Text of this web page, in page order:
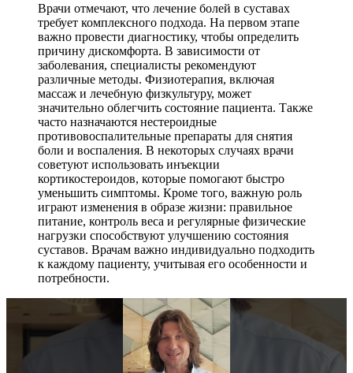
Врачи отмечают, что лечение болей в суставах
требует комплексного подхода. На первом этапе
важно провести диагностику, чтобы определить
причину дискомфорта. В зависимости от
заболевания, специалисты рекомендуют
различные методы. Физиотерапия, включая
массаж и лечебную физкультуру, может
значительно облегчить состояние пациента. Также
часто назначаются нестероидные
противовоспалительные препараты для снятия
боли и воспаления. В некоторых случаях врачи
советуют использовать инъекции
кортикостероидов, которые помогают быстро
уменьшить симптомы. Кроме того, важную роль
играют изменения в образе жизни: правильное
питание, контроль веса и регулярные физические
нагрузки способствуют улучшению состояния
суставов. Врачам важно индивидуально подходить
к каждому пациенту, учитывая его особенности и
потребности.